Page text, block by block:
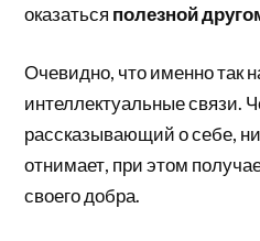
оказаться полезной
Очевидно, что именно так
интеллектуальные связи.
рассказывающий о себе,
отнимает, при этом
своего добра.